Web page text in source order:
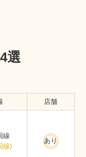
選
店舗
線
線)
あり